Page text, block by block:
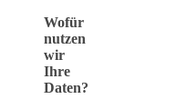
Wofür
nutzen
wir
Ihre
Daten?